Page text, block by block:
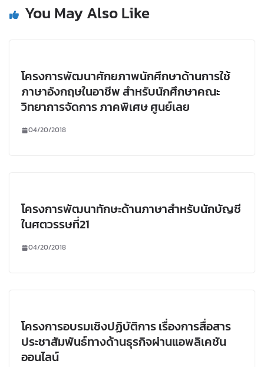
You May Also Like
โครงการพัฒนาศักยภาพนักศึกษาด้านการใช้
ภาษาอังกฤษในอาชีพ สำหรับนักศึกษาคณะ
วิทยาการจัดการ ภาคพิเศษ ศูนย์เลย
04/20/2018
โครงการพัฒนาทักษะด้านภาษาสำหรับนักบัญชี
ในศตวรรษที่21
04/20/2018
โครงการอบรมเชิงปฏิบัติการ เรื่องการสื่อสาร
ประชาสัมพันธ์ทางด้านธุรกิจผ่านแอพลิเคชัน
ออนไลน์